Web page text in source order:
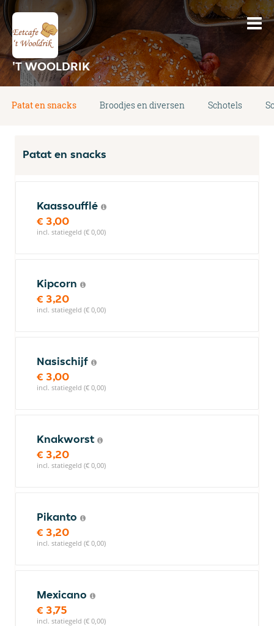
'T WOOLDRIK
Patat en snacks Broodjes en diversen Schotels
Patat en snacks
Kaassoufflé
€ 3,00
incl. statiegeld (€ 0,00)
Kipcorn
€ 3,20
incl. statiegeld (€ 0,00)
Nasischijf
€ 3,00
incl. statiegeld (€ 0,00)
Knakworst
€ 3,20
incl. statiegeld (€ 0,00)
Pikanto
€ 3,20
incl. statiegeld (€ 0,00)
Mexicano
€ 3,75
incl. statiegeld (€ 0,00)